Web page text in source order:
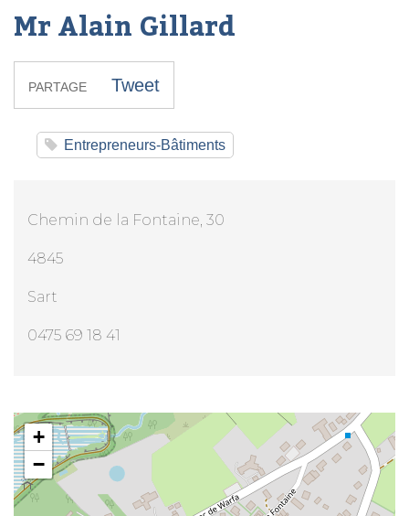
Mr Alain Gillard
PARTAGE Tweet
Entrepreneurs-Bâtiments
Chemin de la Fontaine, 30
4845
Sart
0475 69 18 41
Mr Alain Gillard
+
−